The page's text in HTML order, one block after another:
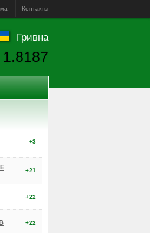
Контакты
+3
+21
+22
+22
Гривна
1.8187